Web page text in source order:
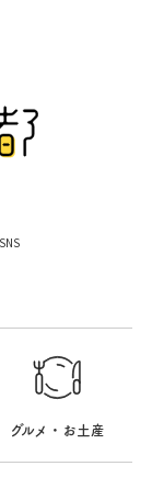
グルメ・お土産